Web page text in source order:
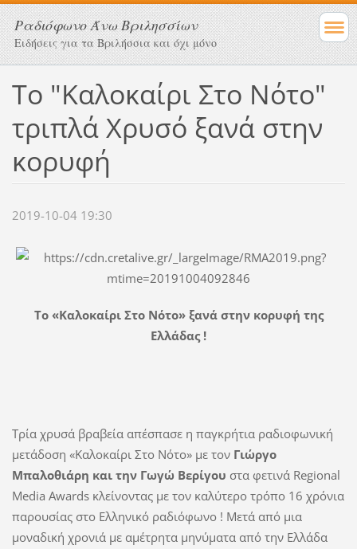
Ραδιόφωνο Άνω Βριλησσίων
Ειδήσεις για τα Βριλήσσια και όχι μόνο
Το "Καλοκαίρι Στο Νότο"
τριπλά Χρυσό ξανά στην
κορυφή
2019-10-04 19:30
To «Καλοκαίρι Στο Νότο» ξανά στην κορυφή της
Ελλάδας !
Τρία χρυσά βραβεία απέσπασε η παγκρήτια ραδιοφωνική
μετάδοση «Καλοκαίρι Στο Νότο» με τον Γιώργο
Μπαλοθιάρη και την Γωγώ Βερίγου στα φετινά Regional
Media Awards κλείνοντας με τον καλύτερο τρόπο 16 χρόνια
παρουσίας στο Ελληνικό ραδιόφωνο ! Μετά από μια
μοναδική χρονιά με αμέτρητα μηνύματα από την Ελλάδα